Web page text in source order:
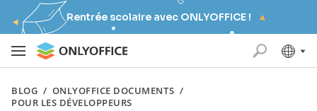
Rentrée scolaire avec ONLYOFFICE !
BLOG / ONLYOFFICE DOCUMENTS /
POUR LES DÉVELOPPEURS